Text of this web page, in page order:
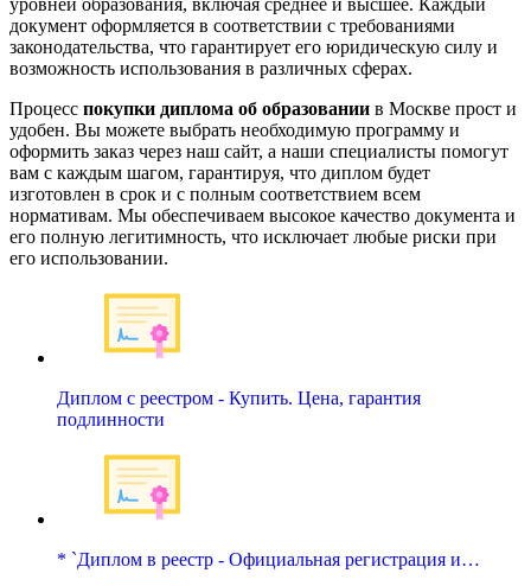
уровней образования, включая среднее и высшее. Каждый
документ оформляется в соответствии с требованиями
законодательства, что гарантирует его юридическую силу и
возможность использования в различных сферах.
Процесс покупки диплома об образовании в Москве прост и
удобен. Вы можете выбрать необходимую программу и
оформить заказ через наш сайт, а наши специалисты помогут
вам с каждым шагом, гарантируя, что диплом будет
изготовлен в срок и с полным соответствием всем
нормативам. Мы обеспечиваем высокое качество документа и
его полную легитимность, что исключает любые риски при
его использовании.
Диплом с реестром - Купить. Цена, гарантия
подлинности
* `Диплом в реестр - Официальная регистрация и…